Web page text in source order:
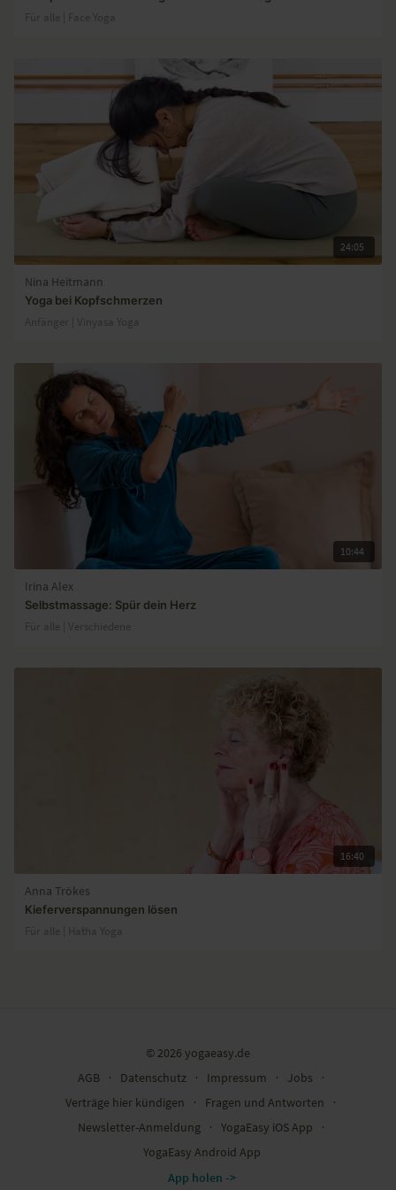
Für alle | Face Yoga
24:05
Nina Heitmann
Yoga bei Kopfschmerzen
Anfänger | Vinyasa Yoga
10:44
Irina Alex
Selbstmassage: Spür dein Herz
Für alle | Verschiedene
16:40
Anna Trökes
Kieferverspannungen lösen
Für alle | Hatha Yoga
© 2026 yogaeasy.de
AGB
∙ Datenschutz ∙ Impressum ∙ Jobs
∙
Verträge hier kündigen
∙ Fragen und Antworten
∙
Newsletter-Anmeldung
∙ YogaEasy iOS App
∙
YogaEasy Android App
App holen ->